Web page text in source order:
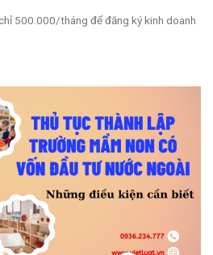
500.000/tháng để đăng ký kinh doanh